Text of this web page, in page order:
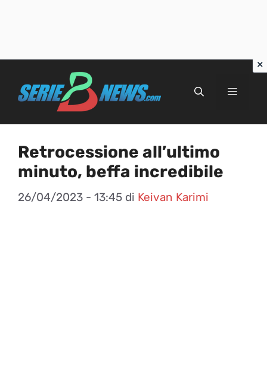
Menu
Retrocessione all’ultimo
minuto, beffa incredibile
26/04/2023 - 13:45 di Keivan Karimi